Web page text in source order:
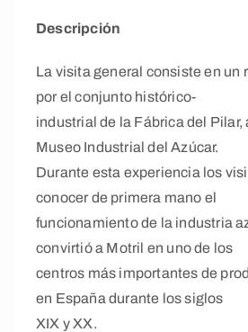
Descripción
La visita general consiste en un
por el conjunto histórico-
industrial de la Fábrica del Pilar,
Museo Industrial del Azúcar.
Durante esta experiencia los
conocer de primera mano el
funcionamiento de la industria
convirtió a Motril en uno de los
centros más importantes de
en España durante los siglos
XIX y XX.